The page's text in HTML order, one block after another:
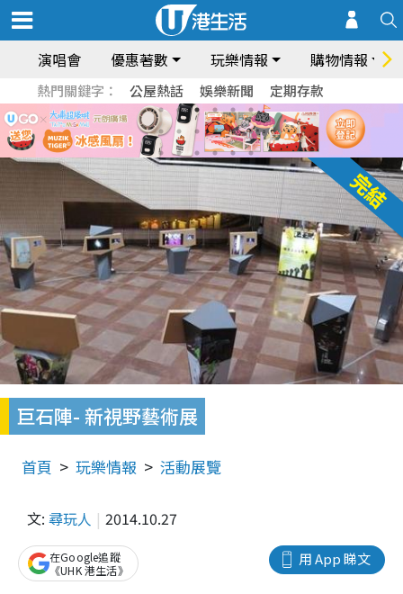
演唱會 優惠著數 玩樂情報 購物情報
熱門關鍵字： 公屋熱話 娛樂新聞 定期存款
巨石陣- 新視野藝術展
首頁 玩樂情報 活動展覽
文: 尋玩人 2014.10.27
用 App 睇文
在Google追蹤
《UHK 港生活》